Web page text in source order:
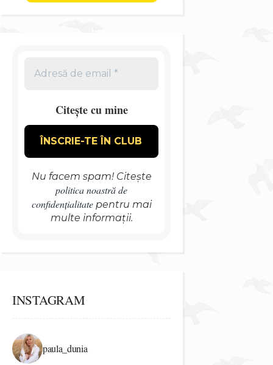
Citește cu mine
Nu facem spam! Citește
politica noastră de
confidențialitatepentru mai
multe informații.
INSTAGRAM
paula_dunia